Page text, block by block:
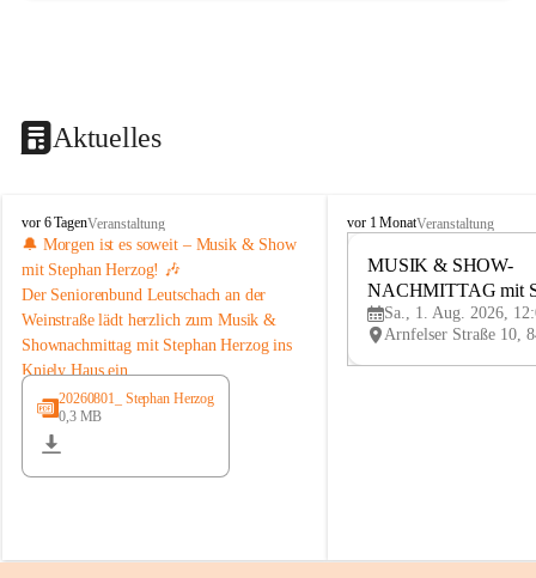
Aktuelles
K
n
i
e
l
y
H
a
vor 6 TagenVeranstaltung
🔔 Morgen ist es soweit – Musik & Show
mit Stephan Herzog! 🎶
Der Seniorenbund Leutschach an der
Weinstraße lädt herzlich zum Musik &
Shownachmittag mit Stephan Herzog ins
Kniely Haus ein.
Stephan Herzog lebt Musik seit seiner
Kindheit. Der gebürtige Salzburger
stammt aus der bekannten Musikerfamilie
Schwaiger/Herzog aus Maria Alm und
20260801_ Stephan Herzog
0,3 MB
K
vor 1 MonatVeranstaltung
MUSIK & SHOW-
NACHMITTAG mit
Herzog
Sa., 1. Aug. 2026,